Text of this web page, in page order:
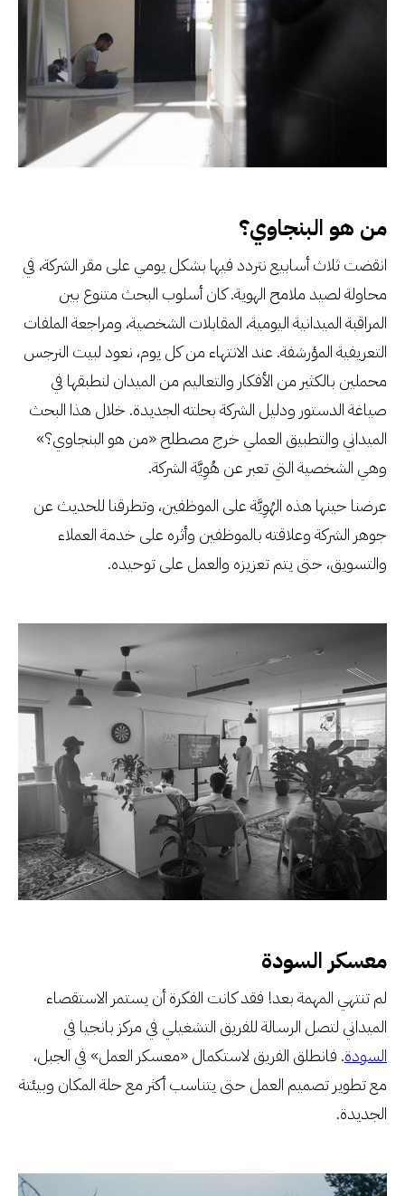
من هو البنجاوي؟
انقضت ثلاث أسابيع نتردد فيها بشكل يومي على مقر الشركة، في
محاولة لصيد ملامح الهوية. كان أسلوب البحث متنوع بين
المراقبة الميدانية اليومية، المقابلات الشخصية، ومراجعة الملفات
التعريفية المؤرشفة. عند الانتهاء من كل يوم، نعود لبيت النرجس
محملين بالكثير من الأفكار والتعاليم من الميدان لنطبقها في
صياغة الدستور ودليل الشركة بحلته الجديدة. خلال هذا البحث
الميداني والتطبيق العملي خرج مصطلح «من هو البنجاوي؟»
وهي الشخصية التي تعبر عن هُوِيَّة الشركة.
عرضنا حينها هذه الهُوِيَّة على الموظفين، وتطرقنا للحديث عن
جوهر الشركة وعلاقته بالموظفين وأثره على خدمة العملاء
والتسويق، حتى يتم تعزيزه والعمل على توحيده.
معسكر السودة
لم تنتهي المهمة بعد! فقد كانت الفكرة أن يستمر الاستقصاء
الميداني لتصل الرسالة للفريق التشغيلي في مركز بانجيا في
السودة. فانطلق الفريق لاستكمال «معسكر العمل» في الجبل،
مع تطوير تصميم العمل حتى يتناسب أكثر مع حلة المكان وبيئتة
الجديدة.